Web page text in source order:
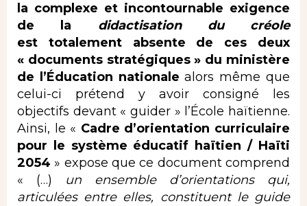
la complexe et incontournable exigence
de la didactisation du créole
est totalement absente de ces deux
« documents stratégiques » du ministère
de l’Éducation nationale alors même que
celui-ci prétend y avoir consigné les
objectifs devant « guider » l’École haïtienne.
Ainsi, le « Cadre d’orientation curriculaire
pour le système éducatif haïtien / Haïti
2054 » expose que ce document comprend
« (…) un ensemble d’orientations qui,
articulées entre elles, constituent le guide